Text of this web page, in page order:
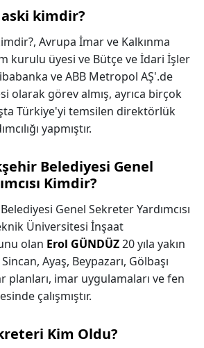
aski kimdir?
Avrupa İmar ve Kalkınma
kurulu üyesi ve Bütçe ve İdari İşler
ve ABB Metropol AŞ'.de
olarak görev almış, ayrıca birçok
Türkiye'yi temsilen direktörlük
yapmıştır.
Belediyesi Genel
Kimdir?
Genel Sekreter Yardımcısı
Üniversitesi İnşaat
olan Erol GÜNDÜZ20 yıla yakın
Ayaş, Beypazarı, Gölbaşı
planları, imar uygulamaları ve fen
çalışmıştır.
Kim Oldu?